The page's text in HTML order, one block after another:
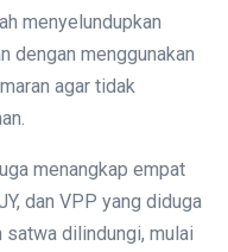
menyelundupkan
dengan menggunakan
agar tidak
menangkap empat
dan VPP yang diduga
satwa dilindungi, mulai